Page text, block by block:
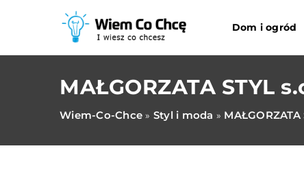
Dom i ogród
MAŁGORZATA STYL
Wiem-Co-Chce » Styl i moda »